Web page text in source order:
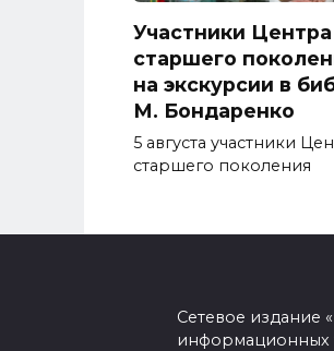
Участники
старшего
на экскурсии в
М. Бондаренко
5 августа участники
старшего поколения
Сетевое издание
информационных